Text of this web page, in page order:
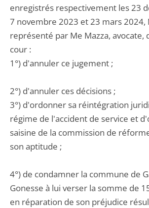
enregistrés respectivement les 23
7 novembre 2023 et 23 mars 2024,
représenté par Me Mazza, avocate,
cour :
1°) d'annuler ce jugement ;
2°) d'annuler ces décisions ;
3°) d'ordonner sa réintégration
régime de l'accident de service et
saisine de la commission de
son aptitude ;
4°) de condamner la commune de
Gonesse à lui verser la somme de
en réparation de son préjudice